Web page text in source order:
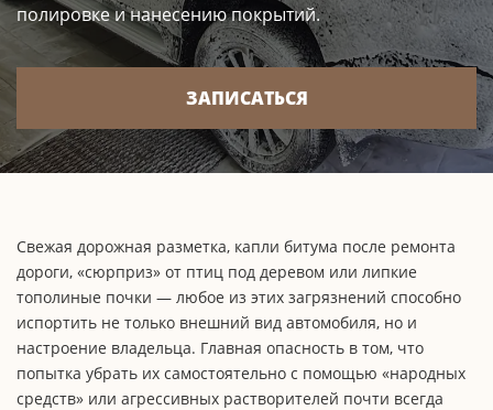
полировке и нанесению покрытий.
ЗАПИСАТЬСЯ
Свежая дорожная разметка, капли битума после ремонта
дороги, «сюрприз» от птиц под деревом или липкие
тополиные почки — любое из этих загрязнений способно
испортить не только внешний вид автомобиля, но и
настроение владельца. Главная опасность в том, что
попытка убрать их самостоятельно с помощью «народных
средств» или агрессивных растворителей почти всегда